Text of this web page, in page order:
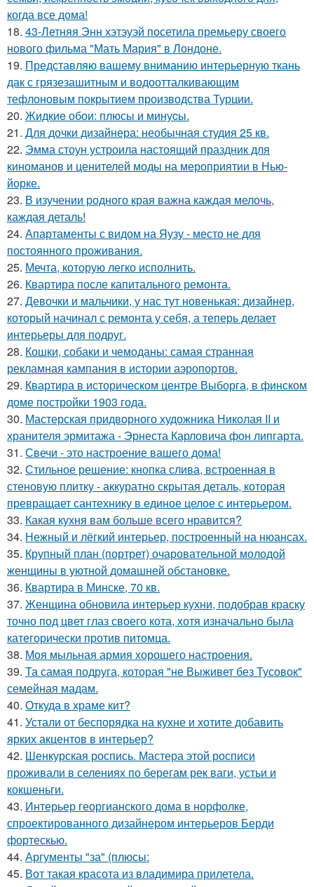
когда все дома!
18. 43-Летняя Энн хэтэуэй посетила премьеру своего
нового фильма "Мать Мария" в Лондоне.
19. Представляю вашему вниманию интерьерную ткань
дак с грязезашитным и водоотталкивающим
тефлоновым покрытием производства Турции.
20. Жидкиe обои: плюсы и минуcы.
21. Для дочки дизайнера: необычная студия 25 кв.
22. Эмма стоун устроила настоящий праздник для
киноманов и ценителей моды на мероприятии в Нью-
йорке.
23. В изучении родного края важна каждая мелочь,
каждая деталь!
24. Апартаменты с видом на Яузу - место не для
постоянного проживания.
25. Мечта, которую легко исполнить.
26. Квартира после капитального ремонта.
27. Девочки и мальчики, у нас тут новенькая: дизайнер,
который начинал с ремонта у себя, а теперь делает
интерьеры для подруг.
28. Кошки, собаки и чемоданы: самая странная
рекламная кампания в истории аэропортов.
29. Квартира в историческом центре Выборга, в финском
доме постройки 1903 года.
30. Мастерская придворного художника Николая II и
хранителя эрмитажа - Эрнеста Карловича фон липгарта.
31. Свечи - это настроение вашего дома!
32. Стильное решение: кнопка слива, встроенная в
стеновую плитку - аккуратно скрытая деталь, которая
превращает сантехнику в единое целое с интерьером.
33. Какая кухня вам больше всего нравится?
34. Нежный и лёгкий интерьер, построенный на нюансах.
35. Крупный план (портрет) очаровательной молодой
женщины в уютной домашней обстановке.
36. Квартира в Минске, 70 кв.
37. Женщина обновила интерьер кухни, подобрав краску
точно под цвет глаз своего кота, хотя изначально была
категорически против питомца.
38. Моя мыльная армия хорошего настроения.
39. Та самая подруга, которая "не Выживет без Тусовок"
семейная мадам.
40. Откуда в храме кит?
41. Устали от беспорядка на кухне и хотите добавить
ярких акцентов в интерьер?
42. Шенкурская роспись. Мастера этой росписи
проживали в селениях по берегам рек ваги, устьи и
кокшеньги.
43. Интерьер георгианского дома в норфолке,
спроектированного дизайнером интерьеров Берди
фортескью.
44. Аргументы "за" (плюсы:
45. Вот такая красота из владимира прилетела.